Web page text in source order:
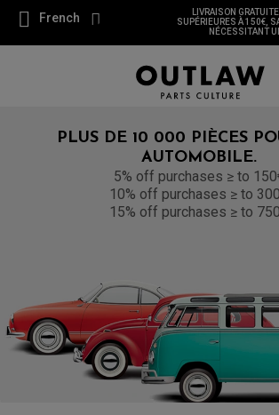
French
LIVRAISON
SUPÉRIEURES À 150€,
NÉCESSITANT
PLUS DE 10 000 PIÈCES
AUTOMOBILE.
5% off purchases ≥ to
10% off purchases ≥ to
15% off purchases ≥ to